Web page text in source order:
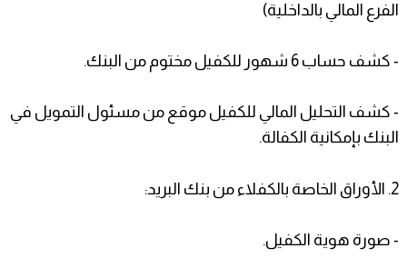
الفرع المالي بالداخلية)
- كشف حساب 6 شهور للكفيل مختوم من البنك.
- كشف التحليل المالي للكفيل موقع من مسئول التمويل في
البنك بإمكانية الكفالة.
2. الأوراق الخاصة بالكفلاء من بنك البريد:
- صورة هوية الكفيل.